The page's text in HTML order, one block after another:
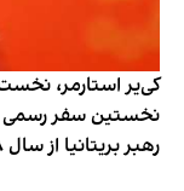
نخستین سفر
رهبر بریتانیا از سال ۲۰۱۸ به چین به شمار می‌رود.